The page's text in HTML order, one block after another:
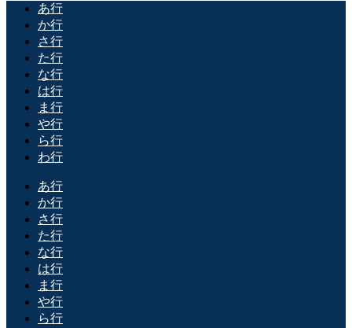
あ行
か行
さ行
た行
な行
は行
ま行
や行
ら行
わ行
あ行
か行
さ行
た行
な行
は行
ま行
や行
ら行